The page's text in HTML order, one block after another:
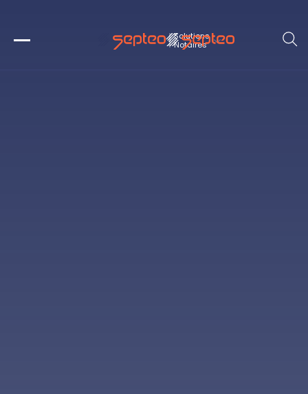
Solutions
Notaires